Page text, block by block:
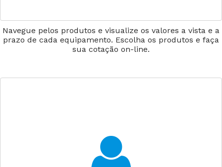
Navegue pelos produtos e visualize os valores a vista e a
prazo de cada equipamento. Escolha os produtos e faça
sua cotação on-line.